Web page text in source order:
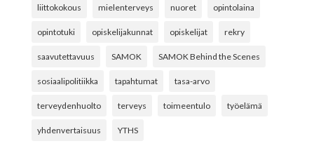
liittokokous mielenterveys nuoret opintolaina
opintotuki opiskelijakunnat opiskelijat rekry
saavutettavuus SAMOK SAMOK Behind the Scenes
sosiaalipolitiikka tapahtumat tasa-arvo
terveydenhuolto terveys toimeentulo työelämä
yhdenvertaisuus YTHS